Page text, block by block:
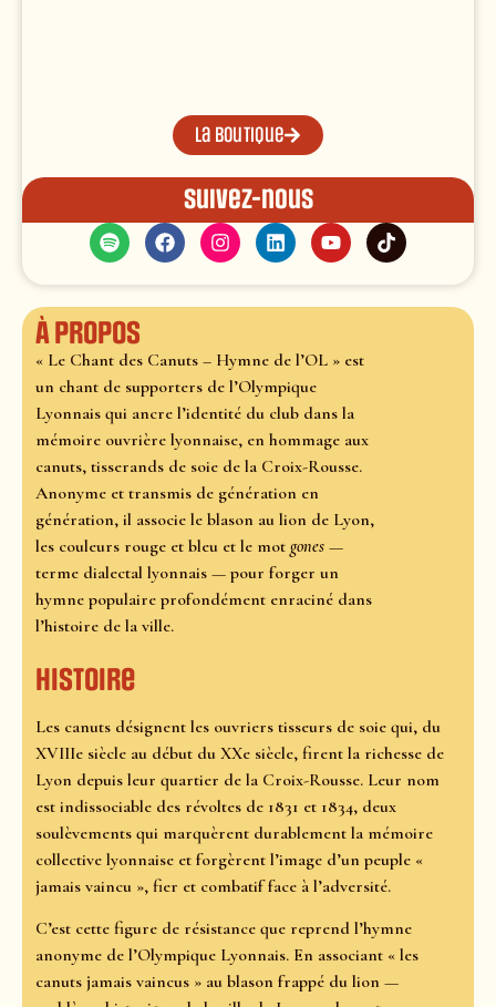
La boutique
Suivez-nous
À propos
« Le Chant des Canuts – Hymne de l’OL » est
un chant de supporters de l’Olympique
Lyonnais qui ancre l’identité du club dans la
mémoire ouvrière lyonnaise, en hommage aux
canuts, tisserands de soie de la Croix-Rousse.
Anonyme et transmis de génération en
génération, il associe le blason au lion de Lyon,
les couleurs rouge et bleu et le mot gones —
terme dialectal lyonnais — pour forger un
hymne populaire profondément enraciné dans
l’histoire de la ville.
Histoire
Les canuts désignent les ouvriers tisseurs de soie qui, du
XVIIIe siècle au début du XXe siècle, firent la richesse de
Lyon depuis leur quartier de la Croix-Rousse. Leur nom
est indissociable des révoltes de 1831 et 1834, deux
soulèvements qui marquèrent durablement la mémoire
collective lyonnaise et forgèrent l’image d’un peuple «
jamais vaincu », fier et combatif face à l’adversité.
C’est cette figure de résistance que reprend l’hymne
anonyme de l’Olympique Lyonnais. En associant « les
canuts jamais vaincus » au blason frappé du lion —